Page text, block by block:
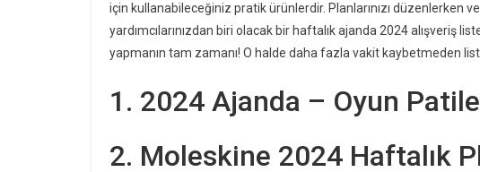
için kullanabileceğiniz pratik ürünlerdir. Planlarınızı düzenlerken
yardımcılarınızdan biri olacak bir haftalık ajanda 2024 alışveriş
yapmanın tam zamanı! O halde daha fazla vakit kaybetmeden
1. 2024 Ajanda – Oyun
2. Moleskine 2024 Haftalık